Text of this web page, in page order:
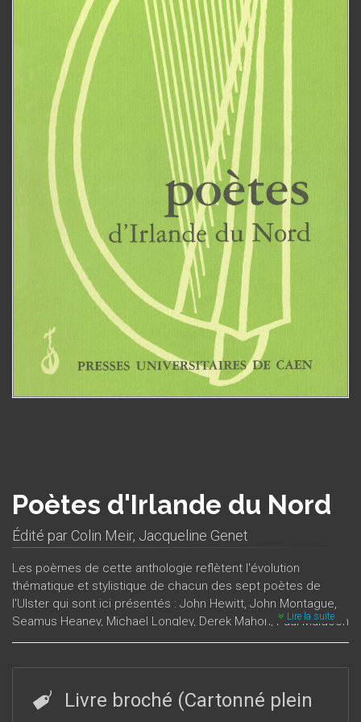
Poètes d'Irlande du Nord
Édité par Colin Meir, Jacqueline Genet
Les poèmes de cette anthologie reflètent l'évolution
thématique et stylistique de chacun des sept poètes de
l'Ulster qui sont ici présentés : John Hewitt, John Montague,
Seamus Heaney, Michael Longley, Derek Mahon, Paul Muldoon
et Medbh McGuckian. Ils ne constituent pas une école ou un
chroniqueurs de l’histoire de leur pays et de ses divisions
sanglantes. Trois sont d’origine protestante, quatre d’origine
Lire la suite
Livre broché (Cartonné plein